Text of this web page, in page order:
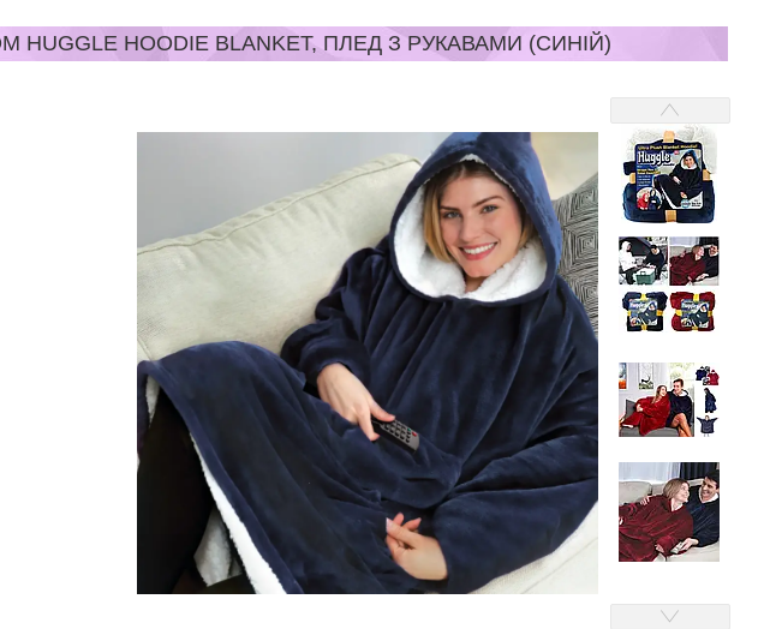
HOODIE BLANKET, ПЛЕД З РУКАВАМИ (СИНІЙ)